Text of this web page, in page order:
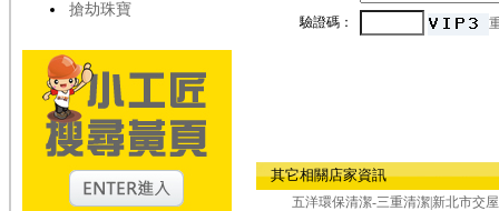
搶劫珠寶
驗證碼：
其它相關店家資訊
五洋環保清潔-三重清潔|新北市交